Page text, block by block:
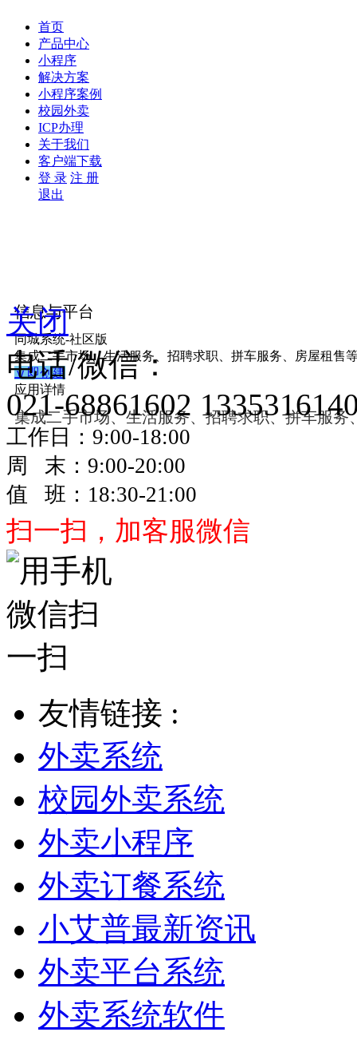
首页
产品中心
小程序
解决方案
小程序案例
校园外卖
ICP办理
关于我们
客户端下载
登 录 注 册
退出
信息与平台
同城系统-社区版
集成二手市场、生活服务、招聘求职、拼车服务、房屋租售
立即创建
应用详情
集成二手市场、生活服务、招聘求职、拼车服
关闭
电话/微信：
021-68861602
工作日：9:00-18:00
周 末：9:00-20:00
值 班：18:30-21:00
扫一扫，加客服微信
友情链接 :
外卖系统
校园外卖系统
外卖小程序
外卖订餐系统
小艾普最新资讯
外卖平台系统
外卖系统软件